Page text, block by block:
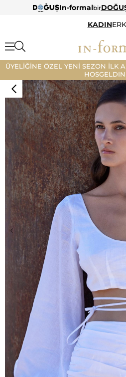
In-formalbir
KADIN
ÜYELİĞİNE ÖZEL YENİ SEZON İLK
‹